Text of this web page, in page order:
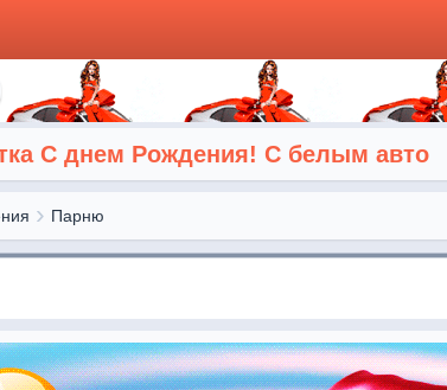
С днем Рождения! С белым авто
Парню